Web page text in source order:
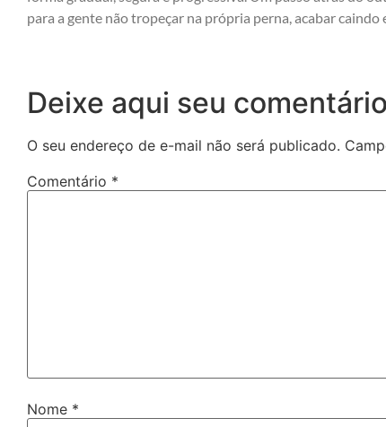
para a gente não tropeçar na própria perna, acabar caindo
Deixe aqui seu comentário
O seu endereço de e-mail não será publicado.
Comentário *
Nome *